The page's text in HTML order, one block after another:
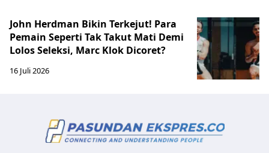
John Herdman Bikin Terkejut! Para
Pemain Seperti Tak Takut Mati Demi
Lolos Seleksi, Marc Klok Dicoret?
16 Juli 2026